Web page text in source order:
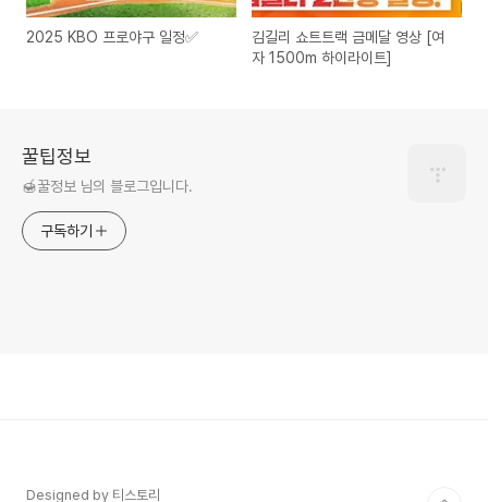
2025 KBO 프로야구 일정✅
김길리 쇼트트랙 금메달 영상 [여
자 1500m 하이라이트]
꿀팁정보
🍯꿀정보 님의 블로그입니다.
구독하기
Designed by 티스토리